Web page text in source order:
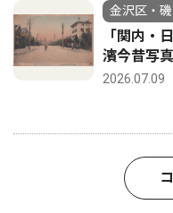
金沢区・
「関内・
濱今昔写
2026.07.09